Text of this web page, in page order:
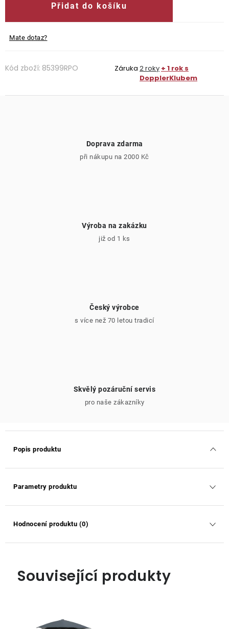
Přidat do košíku
Mate dotaz?
Kód zboží: 85399RPO Záruka 2 roky + 1 rok s
DopplerKlubem
Doprava zdarma
při nákupu na 2000 Kč
Výroba na zakázku
již od 1 ks
Český výrobce
s více než 70 letou tradicí
Skvělý pozáruční servis
pro naše zákazníky
Popis produktu
Parametry produktu
Hodnocení produktu (0)
Související produkty